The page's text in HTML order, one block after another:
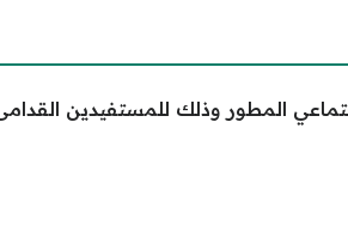
المطور وذلك للمستفيدين